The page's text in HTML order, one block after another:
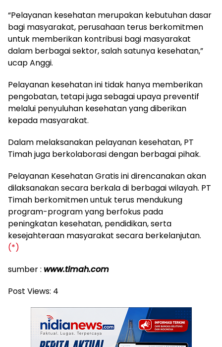
“Pelayanan kesehatan merupakan kebutuhan dasar
bagi masyarakat, perusahaan terus berkomitmen
untuk memberikan kontribusi bagi masyarakat
dalam berbagai sektor, salah satunya kesehatan,”
ucap Anggi.
Pelayanan kesehatan ini tidak hanya memberikan
pengobatan, tetapi juga sebagai upaya preventif
melalui penyuluhan kesehatan yang diberikan
kepada masyarakat.
Dalam melaksanakan pelayanan kesehatan, PT
Timah juga berkolaborasi dengan berbagai pihak.
Pelayanan Kesehatan Gratis ini direncanakan akan
dilaksanakan secara berkala di berbagai wilayah. PT
Timah berkomitmen untuk terus mendukung
program-program yang berfokus pada
peningkatan kesehatan, pendidikan, serta
kesejahteraan masyarakat secara berkelanjutan.
(*)
sumber : www.timah.com
Post Views: 4